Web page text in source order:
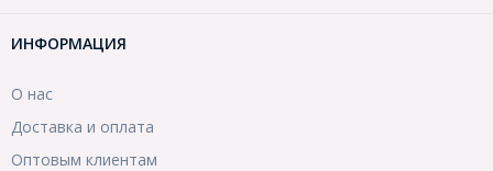
ИНФОРМАЦИЯ
О нас
Доставка и оплата
Оптовым клиентам